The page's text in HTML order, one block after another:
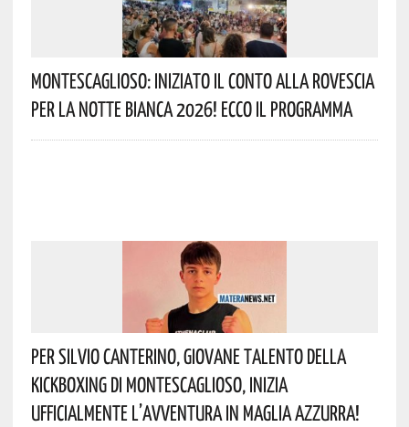
Montescaglioso: Iniziato Il Conto Alla Rovescia
Per La Notte Bianca 2026! Ecco Il Programma
Per Silvio Canterino, Giovane Talento Della
Kickboxing Di Montescaglioso, Inizia
Ufficialmente L’avventura In Maglia Azzurra!